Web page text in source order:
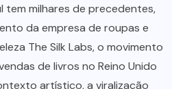
tem milhares de precedentes,
da empresa de roupas e
The Silk Labs, o movimento
de livros no Reino Unido
artístico, a viralização